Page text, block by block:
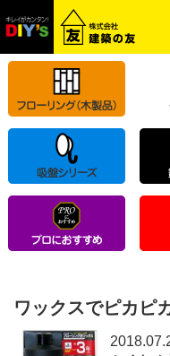
ワックスでピカピ